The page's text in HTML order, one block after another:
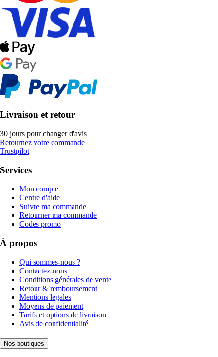
Livraison et retour
30 jours pour changer d'avis
Retournez votre commande
Trustpilot
Services
Mon compte
Centre d'aide
Suivre ma commande
Retourner ma commande
Codes promo
À propos
Qui sommes-nous ?
Contactez-nous
Conditions générales de vente
Retour & remboursement
Mentions légales
Moyens de paiement
Tarifs et options de livraison
Avis de confidentialité
Nos boutiques